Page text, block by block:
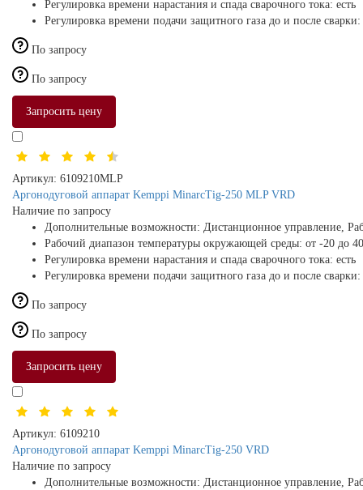
Регулировка времени нарастания и спада сварочного тока: есть
Регулировка времени подачи защитного газа до и после сварки:
По запросу
По запросу
Запросить цену
Артикул: 6109210MLP
Аргонодуговой аппарат Kemppi MinarcTig-250 MLP VRD
Наличие по запросу
Дополнительные возможности: Дистанционное управление,
Рабочий диапазон температуры окружающей среды: от -20 до
Регулировка времени нарастания и спада сварочного тока: есть
Регулировка времени подачи защитного газа до и после сварки:
По запросу
По запросу
Запросить цену
Артикул: 6109210
Аргонодуговой аппарат Kemppi MinarcTig-250 VRD
Наличие по запросу
Дополнительные возможности: Дистанционное управление,